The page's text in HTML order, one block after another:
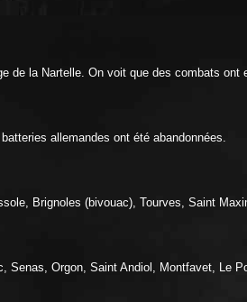
de la Nartelle. On voit que des combats
allemandes ont été abandonnées.
Brignoles (bivouac), Tourves, Saint
Senas, Orgon, Saint Andiol, Montfavet, Le